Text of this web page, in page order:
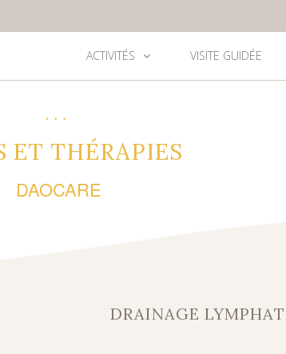
ACTIVITÉS VISITE GUIDÉE
•••
ET THÉRAPIES
DAOCARE
DRAINAGE